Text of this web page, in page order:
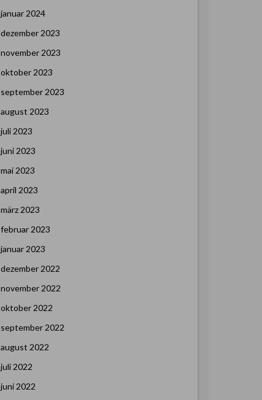
januar 2024
dezember 2023
november 2023
oktober 2023
september 2023
august 2023
juli 2023
juni 2023
mai 2023
april 2023
märz 2023
februar 2023
januar 2023
dezember 2022
november 2022
oktober 2022
september 2022
august 2022
juli 2022
juni 2022